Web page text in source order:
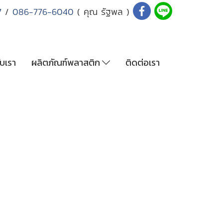
/ 086-776-6040 ( คุณ รัฐพล )
รา ผลิตภัณฑ์พลาสติก ติดต่อเรา